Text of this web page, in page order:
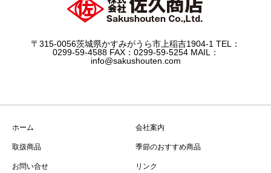
〒315-0056茨城県かすみがうら市上稲吉1904-1 TEL：
0299-59-4588 FAX：0299-59-5254 MAIL：
info@sakushouten.com
ホーム 会社案内
取扱商品 季節のおすすめ商品
お問い合せ リンク